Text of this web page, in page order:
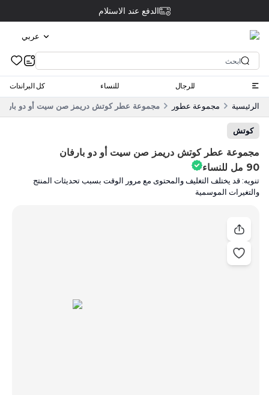
الدفع عند الاستلام
عربي
للرجال للنساء كل البراندات
الرئيسية مجموعة عطور مجموعة عطر كوتش دريمز صن سيت أو دو بارفان 90 مل
كوتش
مجموعة عطر كوتش دريمز صن سيت أو دو بارفان
90 مل للنساء
تنويه: قد يختلف التغليف والمحتوى مع مرور الوقت بسبب تحديثات المنتج
والتغيرات الموسمية